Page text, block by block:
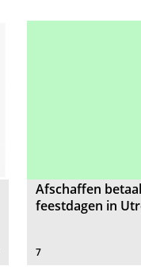
Afschaffen
feestdagen in
7